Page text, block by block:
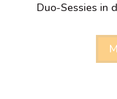
Duo-Sessies in